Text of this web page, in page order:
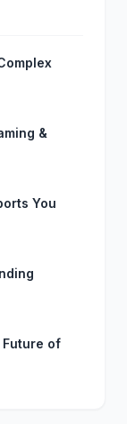
&
You
Future of